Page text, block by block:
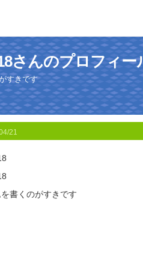
さんのプロフィー
すきです
21
書くのがすきです